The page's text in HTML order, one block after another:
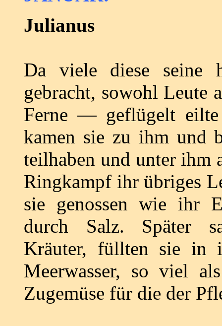
Julianus
Da viele diese seine
gebracht, sowohl Leute
Ferne ― geflügelt
kamen sie zu ihm und
teilhaben und unter ihm
Ringkampf ihr übriges
sie genossen wie ihr
durch Salz. Später
Kräuter, füllten sie in
Meerwasser, so viel
Zugemüse für die der